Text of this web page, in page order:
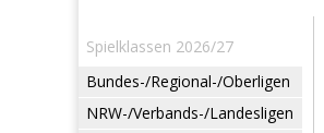
Spielklassen 2026/27
Bundes-/Regional-/Oberligen
NRW-/Verbands-/Landesligen